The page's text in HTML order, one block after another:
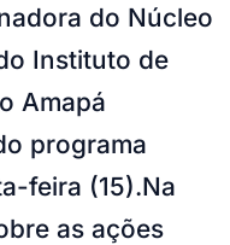
do Núcleo
Instituto de
Amapá
programa
feira (15).Na
as ações